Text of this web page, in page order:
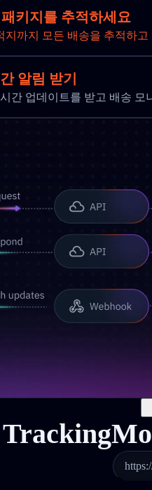
키지를 추적하세요
까지 모든 배송을 추적하고
알림 받기
간 업데이트를 받고 배송 모